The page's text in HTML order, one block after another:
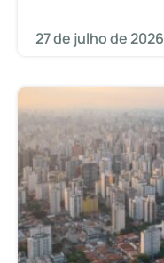
27 de julho de 2026